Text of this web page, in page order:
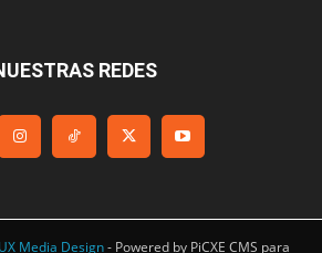
REDES
Media Design- Powered by PiCXE CMS para